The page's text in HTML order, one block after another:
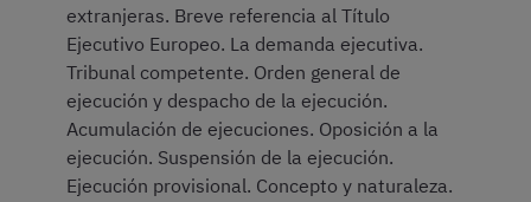
extranjeras. Breve referencia al Título
Ejecutivo Europeo. La demanda ejecutiva.
Tribunal competente. Orden general de
ejecución y despacho de la ejecución.
Acumulación de ejecuciones. Oposición a la
ejecución. Suspensión de la ejecución.
Ejecución provisional. Concepto y naturaleza.